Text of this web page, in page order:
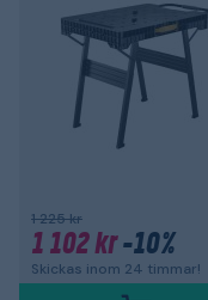
1 225 kr
1 102 kr-10%
Skickas inom 24 timmar!